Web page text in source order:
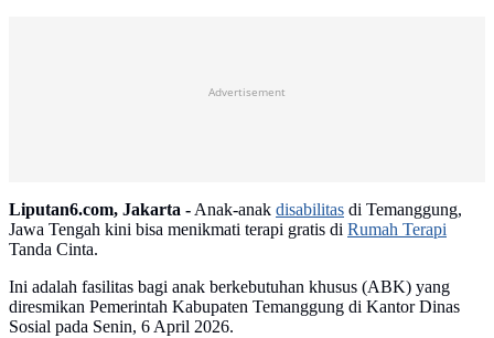
Advertisement
Liputan6.com, Jakarta -Anak-anak disabilitas di Temanggung,
Jawa Tengah kini bisa menikmati terapi gratis di Rumah Terapi
Tanda Cinta.
Ini adalah fasilitas bagi anak berkebutuhan khusus (ABK) yang
diresmikan Pemerintah Kabupaten Temanggung di Kantor Dinas
Sosial pada Senin, 6 April 2026.